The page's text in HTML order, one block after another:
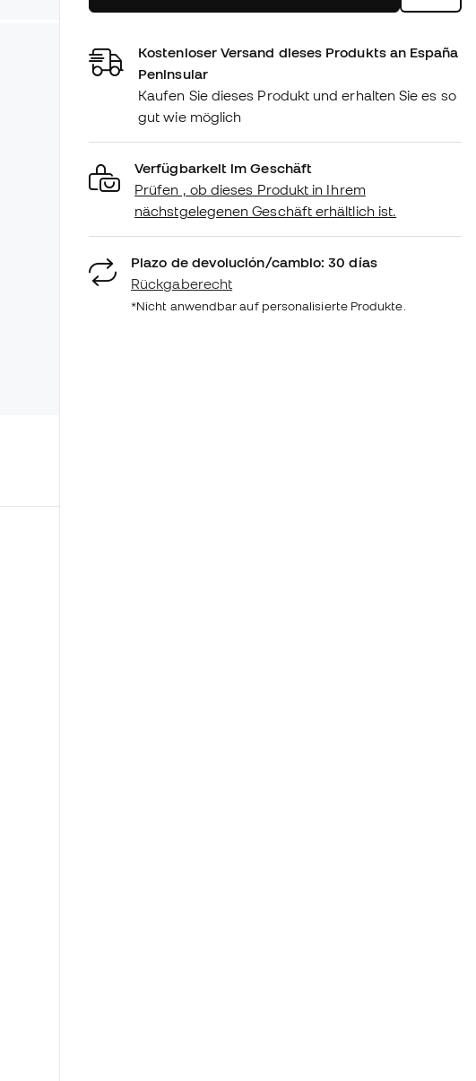
Kostenloser Versand dieses Produkts an España
Peninsular
Kaufen Sie dieses Produkt und erhalten Sie es so
gut wie möglich
Verfügbarkeit im Geschäft
Prüfen , ob dieses Produkt in Ihrem
nächstgelegenen Geschäft erhältlich ist.
Plazo de devolución/cambio: 30 días
Rückgaberecht
*Nicht anwendbar auf personalisierte Produkte.